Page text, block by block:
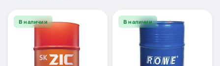
В наличии В наличии